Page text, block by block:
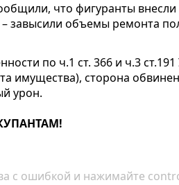
что фигуранты
завысили объемы ремонта
по ч.1 ст. 366 и ч.3
имущества), сторона
урон.
с ошибкой и нажимайте